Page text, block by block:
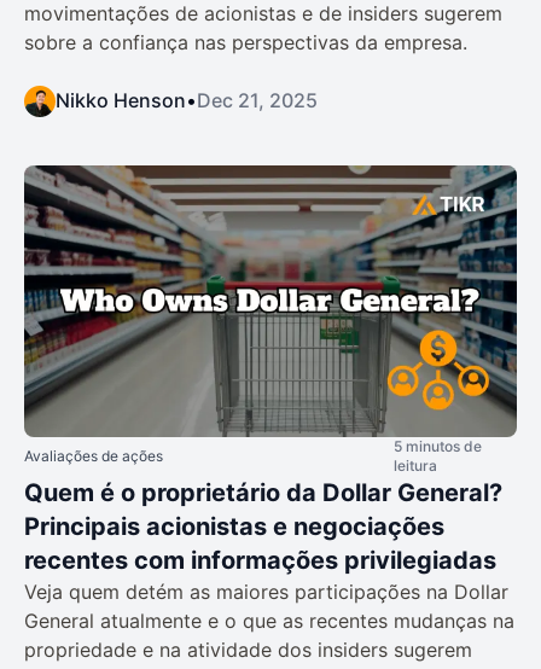
movimentações de acionistas e de insiders sugerem
sobre a confiança nas perspectivas da empresa.
Nikko Henson•Dec 21, 2025
Avaliações de ações
5 minutos de
leitura
Quem é o proprietário da Dollar General?
Principais acionistas e negociações
recentes com informações privilegiadas
Veja quem detém as maiores participações na Dollar
General atualmente e o que as recentes mudanças na
propriedade e na atividade dos insiders sugerem